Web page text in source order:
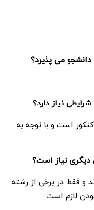
می پذیرد؟
نیاز دارد؟
است و با توجه به
نیاز است؟
و فقط در برخی از رشته
لازم است.